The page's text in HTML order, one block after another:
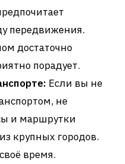
передвижения.
достаточно
порадует.
Если вы не
не
и маршрутки
крупных городов.
время.